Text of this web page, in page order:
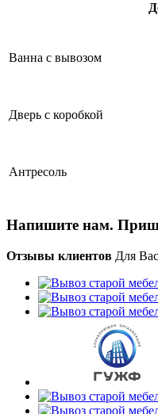
Ванна с вывозом
Дверь с коробкой
Антресоль
Напишите нам.
Отзывы клиентов Для